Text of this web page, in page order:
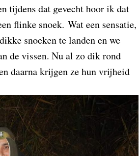
tijdens dat gevecht hoor ik dat
flinke snoek. Wat een sensatie,
snoeken te landen en we
de vissen. Nu al zo dik rond
daarna krijgen ze hun vrijheid